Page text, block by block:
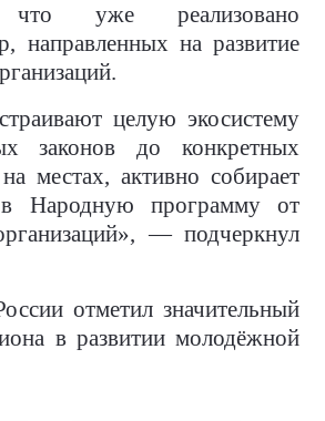
что уже реализовано
направленных на развитие
целую экосистему
до конкретных
местах, активно собирает
в Народную программу от
— подчеркнул
отметил значительный
в развитии молодёжной